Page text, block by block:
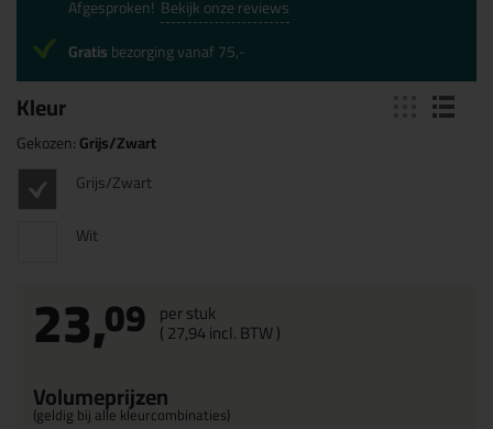
Kleur
Gekozen:Grijs/Zwart
Grijs/Zwart
Wit
23,09 per stuk
(27,94incl. BTW )
Volumeprijzen
(geldig bij alle kleurcombinaties)
Afgesproken! Bekijk onze reviews
Gratisbezorging vanaf 75,-